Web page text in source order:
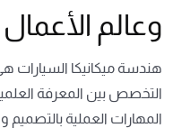
وعالم الأعمال
هندسة ميكانيكا السيارات
التخصص بين المعرفة العلمية
المهارات العملية بالتصميم